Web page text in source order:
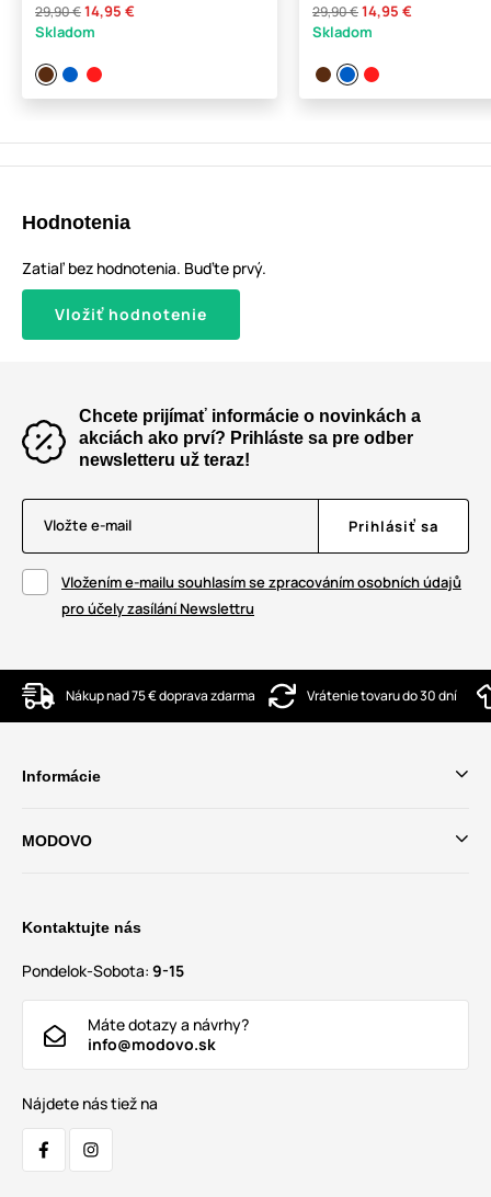
29,90 €14,95 €
Skladom
29,90 €14,95 €
Skladom
Hodnotenia
Zatiaľ bez hodnotenia. Buďte prvý.
Vložiť hodnotenie
Chcete prijímať informácie o novinkách a
akciách ako prví? Prihláste sa pre odber
newsletteru už teraz!
Vložte e-mail Prihlásiť sa
Vložením e-mailu souhlasím se zpracováním osobních údajů
pro účely zasílání Newslettru
Nákup nad 75 € doprava zdarma Vrátenie tovaru do 30 dní
Informácie
MODOVO
Kontaktujte nás
Pondelok-Sobota: 9-15
Máte dotazy a návrhy?
info@modovo.sk
Nájdete nás tiež na